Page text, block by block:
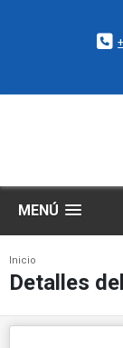
MENÚ
Inicio
Detalles